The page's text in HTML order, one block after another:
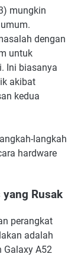
mungkin
dengan
untuk
Ini biasanya
akibat
kedua
langkah
hardware
Rusak
perangkat
adalah
Galaxy A52